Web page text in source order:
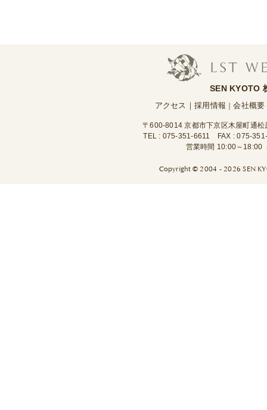
SEN KYOTO
アクセス ｜採用情報 ｜会社概要
〒600-8014 京都市下京区木屋町通
TEL : 075-351-6611
FAX : 075-
営業時間 10:00～18:00
Copyright ©2004 - 2026 SEN